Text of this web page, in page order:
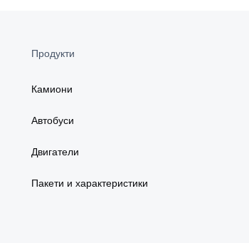
Продукти
Камиони
Автобуси
Двигатели
Пакети и характеристики